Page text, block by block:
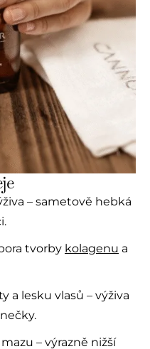
– sametově hebká
tvorby kolagenu a
a lesku vlasů – výživa
– výrazně nižší